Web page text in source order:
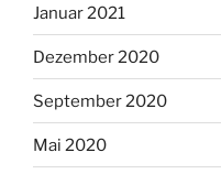
Januar 2021
Dezember 2020
September 2020
Mai 2020